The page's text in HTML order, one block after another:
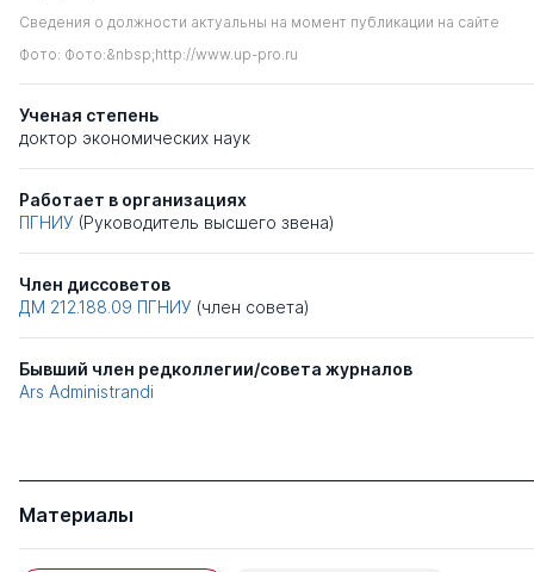
Сведения о должности актуальны на момент публикации на сайте
Фото: Фото:&nbsp;http://www.up-pro.ru
Ученая степень
доктор экономических наук
Работает в организациях
ПГНИУ (Руководитель высшего звена)
Член диссоветов
ДМ 212.188.09 ПГНИУ (член совета)
Бывший член редколлегии/совета журналов
Ars Administrandi
Материалы